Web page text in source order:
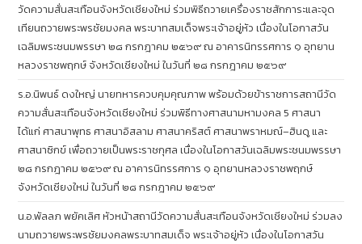
วัดความสั่นสะเทือนจังหวัดเชียงใหม่ ร่วมพิธีถวายเครื่องราชสักการะและจุด
เทียนถวายพระพรชัยมงคล พระบาทสมเด็จพระเจ้าอยู่หัว เนื่องในโอกาสวัน
เฉลิมพระชนมพรรษา ๒๘ กรกฎาคม ๒๕๖๙ ณ อาคารนิทรรศการ ๑ อุทยาน
หลวงราชพฤกษ์ จังหวัดเชียงใหม่ ในวันที่ ๒๘ กรกฎาคม ๒๕๖๙
ร.อ.นิพนธ์ ดงใหญ่ นายทหารควบคุมคุณภาพ พร้อมด้วยข้าราชการสถานีวัด
ความสั่นสะเทือนจังหวัดเชียงใหม่ ร่วมพิธีทางศาสนามหามงคล 5 ศาสนา
ได้แก่ ศาสนาพุทธ ศาสนาอิสลาม ศาสนาคริสต์ ศาสนาพราหมณ์–ฮินดู และ
ศาสนาซิกข์ เพื่อถวายเป็นพระราชกุศล เนื่องในโอกาสวันเฉลิมพระชนมพรรษา
๒๘ กรกฎาคม ๒๕๖๙ ณ อาคารนิทรรศการ ๑ อุทยานหลวงราชพฤกษ์
จังหวัดเชียงใหม่ ในวันที่ ๒๘ กรกฎาคม ๒๕๖๙
น.อ.พัลลภ พยัคเลิศ หัวหน้าสถานีวัดความสั่นสะเทือนจังหวัดเชียงใหม่ ร่วมลง
นามถวายพระพรชัยมงคลพระบาทสมเด็จ พระเจ้าอยู่หัว เนื่องในโอกาสวัน